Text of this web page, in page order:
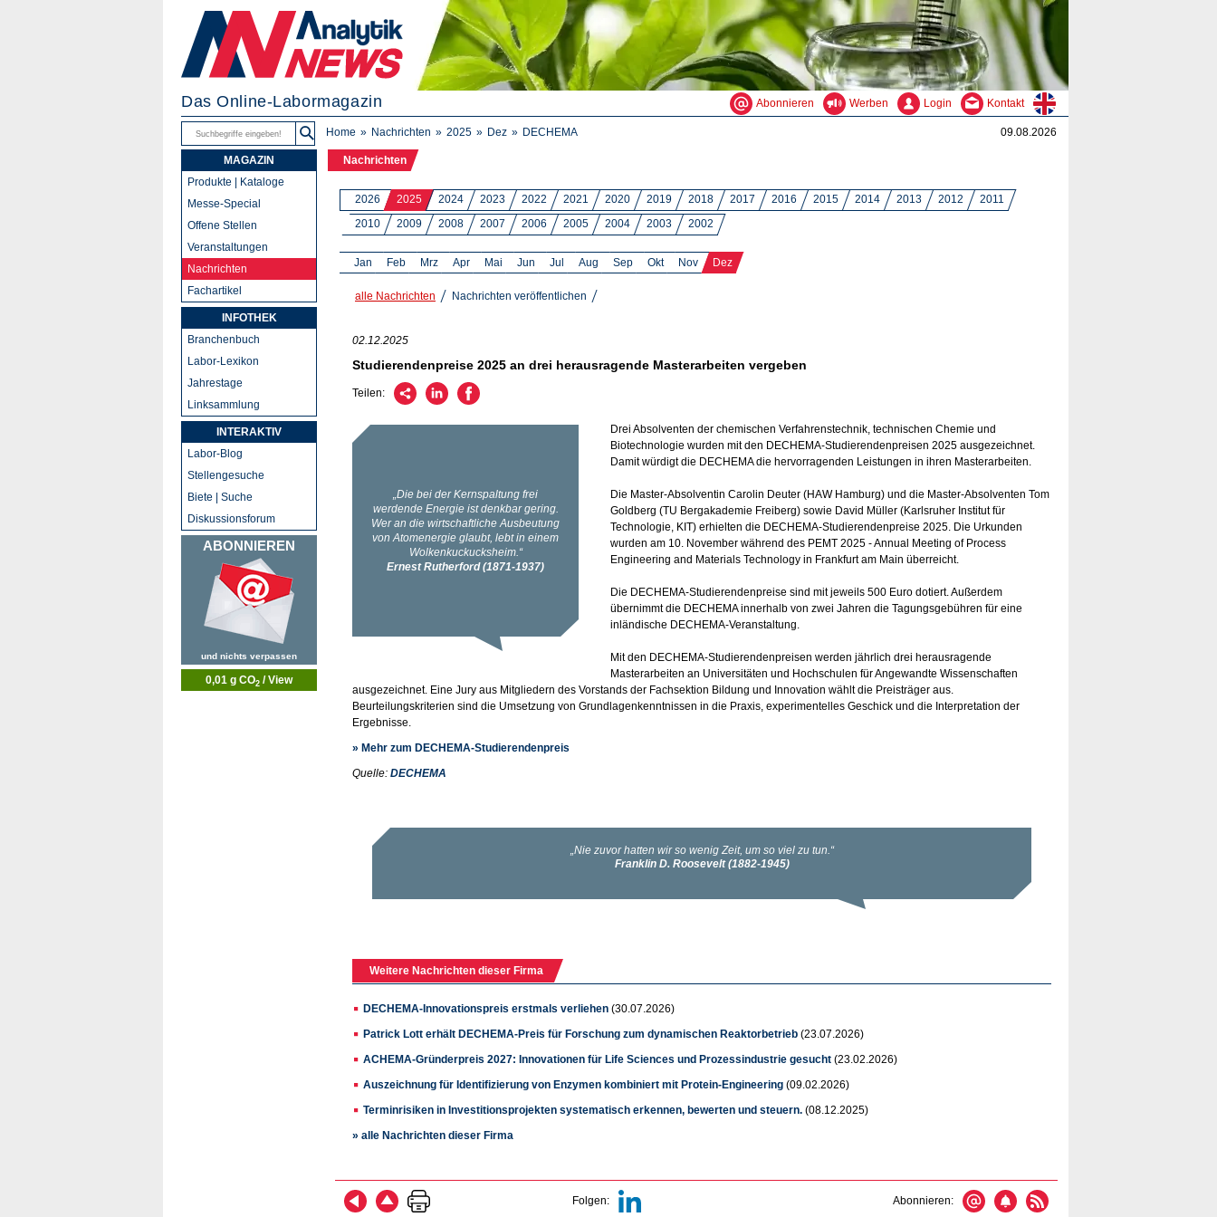
Das Online-Labormagazin Abonnieren Werben Login Kontakt
Home Nachrichten 2025 Dez DECHEMA 09.08.2026
Nachrichten
2026 2025 2024 2023 2022 2021 2020 2019 2018 2017 2016 2015 2014 2013 2012
2011
2010
2009 2008 2007 2006 2005 2004 2003 2002
Jan Feb Mrz Apr Mai Jun Jul Aug Sep Okt Nov Dez
alle Nachrichten Nachrichten veröffentlichen
02.12.2025
Studierendenpreise 2025 an drei herausragende Masterarbeiten vergeben
Teilen:
Drei Absolventen der chemischen Verfahrenstechnik, technischen Chemie und
Biotechnologie wurden mit den DECHEMA-Studierendenpreisen 2025 ausgezeichnet.
Damit würdigt die DECHEMA die hervorragenden Leistungen in ihren Masterarbeiten.
Die Master-Absolventin Carolin Deuter (HAW Hamburg) und die Master-Absolventen Tom
Goldberg (TU Bergakademie Freiberg) sowie David Müller (Karlsruher Institut für
Technologie, KIT) erhielten die DECHEMA-Studierendenpreise 2025. Die Urkunden
wurden am 10. November während des PEMT 2025 - Annual Meeting of Process
Engineering and Materials Technology in Frankfurt am Main überreicht.
Die DECHEMA-Studierendenpreise sind mit jeweils 500 Euro dotiert. Außerdem
übernimmt die DECHEMA innerhalb von zwei Jahren die Tagungsgebühren für eine
inländische DECHEMA-Veranstaltung.
Mit den DECHEMA-Studierendenpreisen werden jährlich drei herausragende
Masterarbeiten an Universitäten und Hochschulen für Angewandte Wissenschaften
ausgezeichnet. Eine Jury aus Mitgliedern des Vorstands der Fachsektion Bildung und Innovation wählt die Preisträger aus.
Beurteilungskriterien sind die Umsetzung von Grundlagenkenntnissen in die Praxis, experimentelles Geschick und die Interpretation der
Ergebnisse.
» Mehr zum DECHEMA-Studierendenpreis
Quelle: DECHEMA
Weitere Nachrichten dieser Firma
DECHEMA-Innovationspreis erstmals verliehen (30.07.2026)
Patrick Lott erhält DECHEMA-Preis für Forschung zum dynamischen Reaktorbetrieb (23.07.2026)
ACHEMA-Gründerpreis 2027: Innovationen für Life Sciences und Prozessindustrie gesucht (23.02.2026)
Auszeichnung für Identifizierung von Enzymen kombiniert mit Protein-Engineering (09.02.2026)
Terminrisiken in Investitionsprojekten systematisch erkennen, bewerten und steuern. (08.12.2025)
» alle Nachrichten dieser Firma
Folgen: Abonnieren:
MAGAZIN
Produkte | Kataloge
Messe-Special
Offene Stellen
Veranstaltungen
Nachrichten
Fachartikel
INFOTHEK
Branchenbuch
Labor-Lexikon
Jahrestage
Linksammlung
INTERAKTIV
Labor-Blog
Stellengesuche
Biete | Suche
Diskussionsforum
ABONNIEREN
und nichts verpassen
0,01 g CO2 / View